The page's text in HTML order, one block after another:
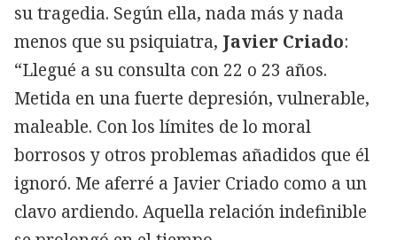
su tragedia. Según ella, nada más y nada
menos que su psiquiatra, Javier Criado:
“Llegué a su consulta con 22 o 23 años.
Metida en una fuerte depresión, vulnerable,
maleable. Con los límites de lo moral
borrosos y otros problemas añadidos que él
ignoró. Me aferré a Javier Criado como a un
clavo ardiendo. Aquella relación indefinible